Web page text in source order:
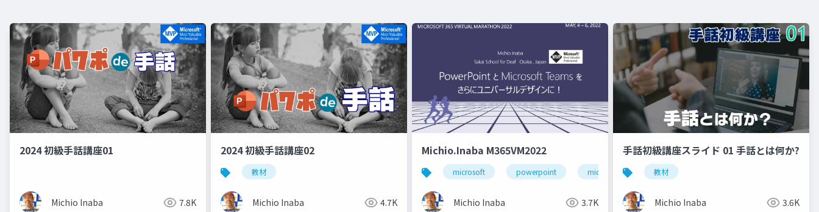
2024 初級手話講座01
Michio Inaba 7.8K
2024 初級手話講座02
教材
Michio Inaba 4.7K
Michio.Inaba M365VM2022
microsoft powerpoint microsoftmvp microsoft teams
Michio Inaba 3.7K
手話初級講座スライド 01 手話とは何か?
教材
Michio Inaba 3.6K